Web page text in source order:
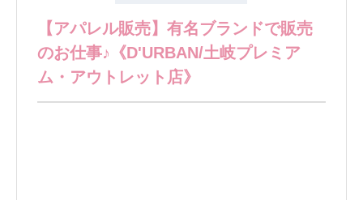
【アパレル販売】有名ブランドで販売
のお仕事♪《D'URBAN/土岐プレミア
ム・アウトレット店》